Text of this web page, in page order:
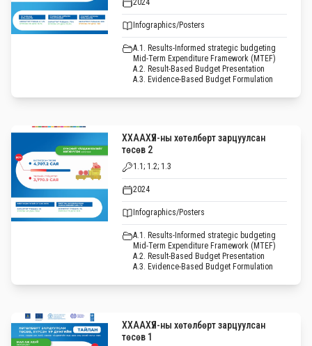
Infographics/Posters
A.1. Results-Informed strategic budgeting
Mid-Term Expenditure Framework (MTEF)
A.2. Result-Based Budget Presentation
A.3. Evidence-Based Budget Formulation
ХХААХҮЯ-ны хөтөлбөрт зарцуулсан
төсөв 2
1.1; 1.2; 1.3
2024
Infographics/Posters
A.1. Results-Informed strategic budgeting
Mid-Term Expenditure Framework (MTEF)
A.2. Result-Based Budget Presentation
A.3. Evidence-Based Budget Formulation
ХХААХҮЯ-ны хөтөлбөрт зарцуулсан
төсөв 1